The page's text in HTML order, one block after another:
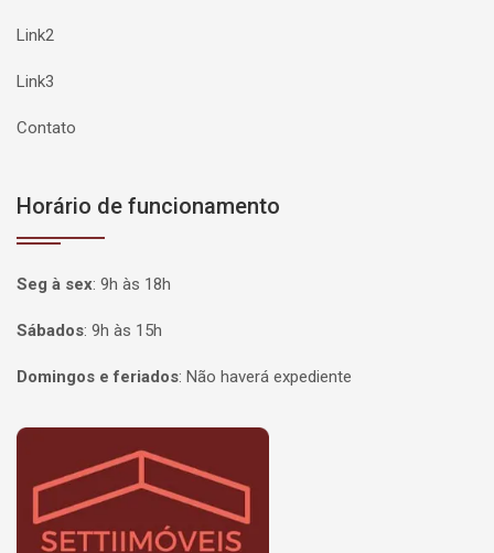
Link2
Link3
Contato
Horário de funcionamento
Seg à sex: 9h às 18h
Sábados: 9h às 15h
Domingos e feriados: Não haverá expediente
Página inicial